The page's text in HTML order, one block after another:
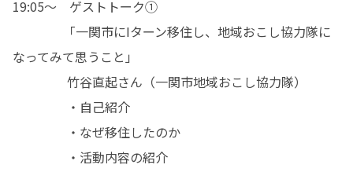
19:05〜　ゲストトーク①
「一関市にIターン移住し、地域おこし協力隊に
なってみて思うこと」
竹谷直起さん（一関市地域おこし協力隊）
・自己紹介
・なぜ移住したのか
・活動内容の紹介